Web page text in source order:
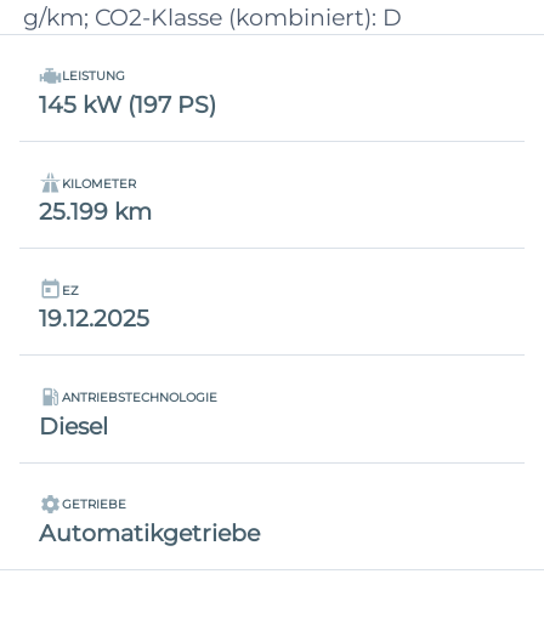
g/km; CO2-Klasse (kombiniert): D
LEISTUNG
145 kW (197 PS)
KILOMETER
25.199 km
EZ
19.12.2025
ANTRIEBSTECHNOLOGIE
Diesel
GETRIEBE
Automatikgetriebe